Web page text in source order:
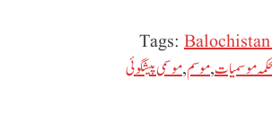
Tags:
موسمیات,موسم,موسمی پیشگوئی